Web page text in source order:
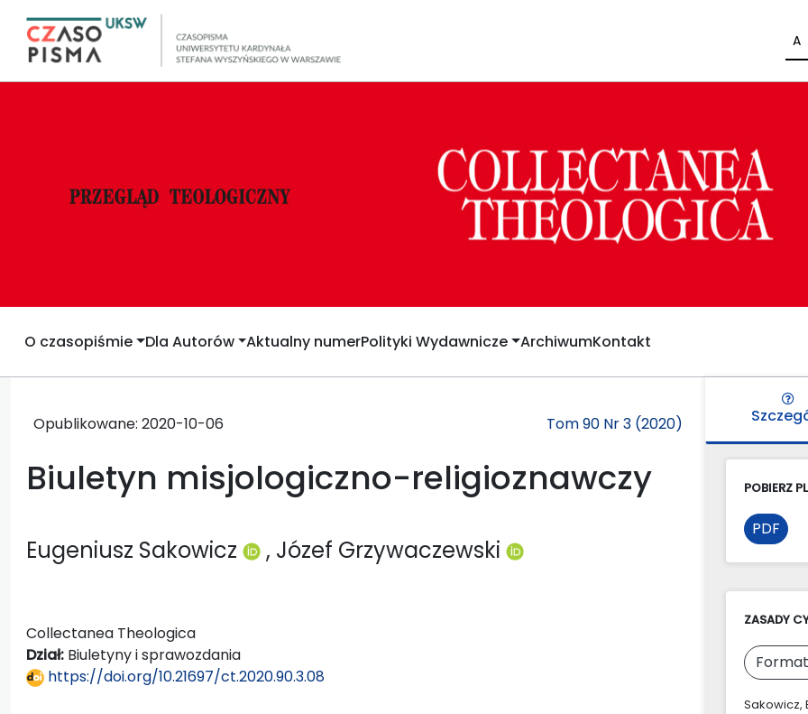
A
O czasopiśmie Dla Autorów Aktualny numerPolityki Wydawnicze ArchiwumKontakt
Opublikowane: 2020-10-06 Tom 90 Nr 3 (2020)
Biuletyn misjologiczno-religioznawczy
Eugeniusz Sakowicz , Józef Grzywaczewski
Collectanea Theologica
Dział: Biuletyny i sprawozdania
https://doi.org/10.21697/ct.2020.90.3.08
POBIERZ
PDF
ZASADY
Sakowicz,